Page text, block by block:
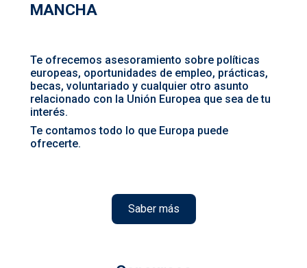
MANCHA
Te ofrecemos asesoramiento sobre políticas
europeas, oportunidades de empleo, prácticas,
becas, voluntariado y cualquier otro asunto
relacionado con la Unión Europea que sea de tu
interés.
Te contamos todo lo que Europa puede
ofrecerte.
Saber más